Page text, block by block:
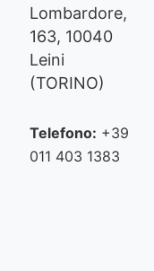
Lombardore,
163, 10040
Leini
(TORINO)
Telefono: +39
011 403 1383